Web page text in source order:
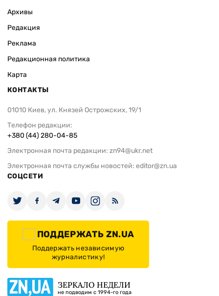
Архивы
Редакция
Реклама
Редакционная политика
Карта
КОНТАКТЫ
01010 Киев, ул. Князей Острожских, 19/1
Телефон редакции:
+380 (44) 280-04-85
Электронная почта редакции: zn94@ukr.net
Электронная почта службы новостей: editor@zn.ua
СОЦСЕТИ
ПОДДЕРЖАТЬ ZN.UA
Поддержать независимую
журналистику!
ЗЕРКАЛО НЕДЕЛИ
не подводим с 1994-го года